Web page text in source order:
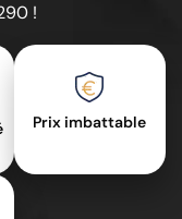
!
Prix imbattable